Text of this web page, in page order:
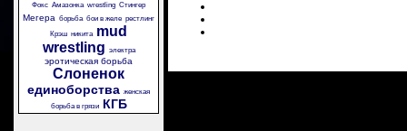
Фокс Амазонка wrestling Стингер
Мегера борьба бои в желе рестлинг
Крэш никита mud
wrestling электра
эротическая борьба
Слоненок
единоборства женская
борьба в грязи
КГБ